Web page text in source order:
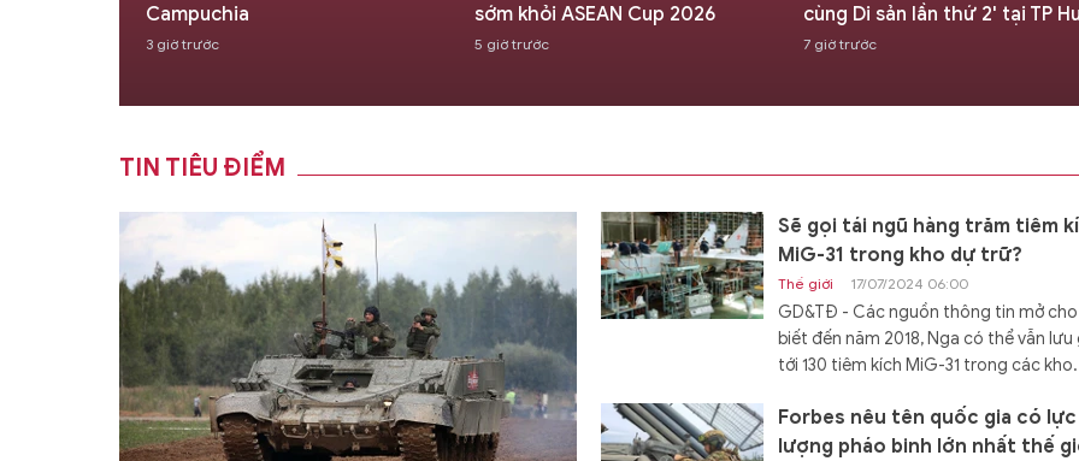
Campuchia
3 giờ trước
sớm khỏi ASEAN Cup 2026
5 giờ trước
cùng Di sản lần thứ 2' tại TP
7 giờ trước
TIN TIÊU ĐIỂM
Sẽ gọi tái ngũ hàng trăm tiêm
MiG-31 trong kho dự trữ?
Thế giới 17/07/2024 06:00
GD&TĐ - Các nguồn thông tin mở cho
biết đến năm 2018, Nga có thể vẫn lưu
tới 130 tiêm kích MiG-31 trong các
Forbes nêu tên quốc gia có lực
lượng pháo binh lớn nhất thế